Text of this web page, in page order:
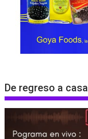
De regreso a casa